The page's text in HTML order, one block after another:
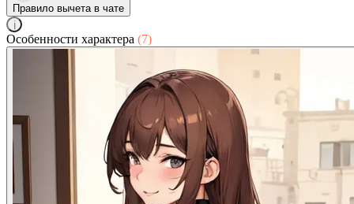
Правило вычета в чате
i
Особенности характера (7)